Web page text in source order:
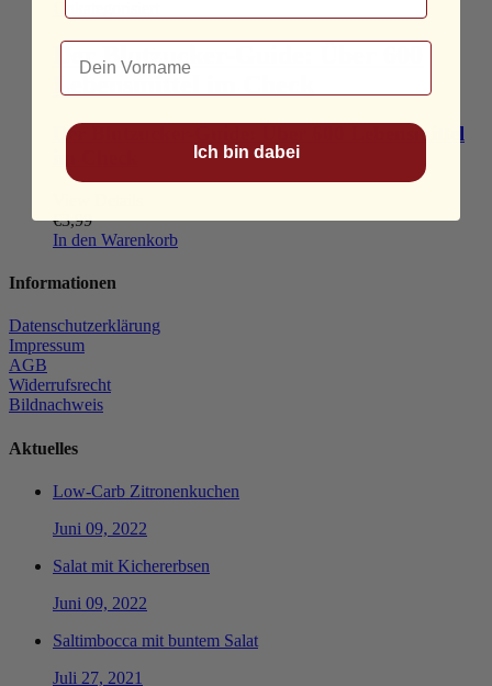
Der Blutzucker-Guide: Über 600
Lebensmittel im Check
Der Blutzucker-Guide: Über 600 Lebensmittel
€3,99
In den Warenkorb
Informationen
Datenschutzerklärung
Impressum
AGB
Widerrufsrecht
Bildnachweis
Aktuelles
Low-Carb Zitronenkuchen
Juni 09, 2022
Salat mit Kichererbsen
Juni 09, 2022
Saltimbocca mit buntem Salat
Juli 27, 2021
Dein Name
Ich bin dabei